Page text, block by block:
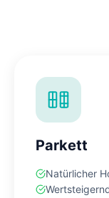
Parkett
Natürlicher